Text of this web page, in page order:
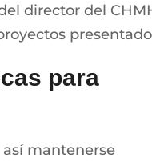
director del
para
mantenerse